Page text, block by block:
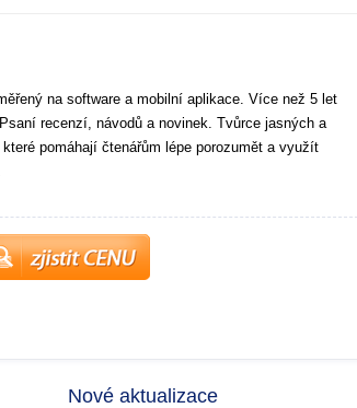
na software a mobilní aplikace. Více než 5 let
recenzí, návodů a novinek. Tvůrce jasných a
pomáhají čtenářům lépe porozumět a využít
Nové aktualizace